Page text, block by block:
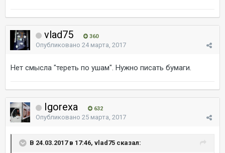
vlad75 360
Опубликовано 24 марта, 2017
Нет смысла "тереть по ушам". Нужно писать бумаги.
Igorexa 632
Опубликовано 25 марта, 2017
В 24.03.2017 в 17:46, vlad75 сказал: